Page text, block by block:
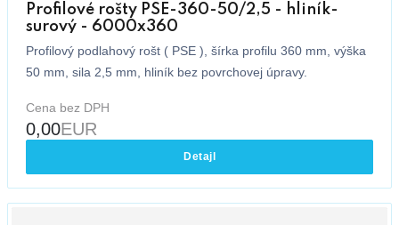
Profilové rošty PSE-360-50/2,5 - hliník-
surový - 6000x360
Profilový podlahový rošt ( PSE ), šírka profilu 360 mm, výška
50 mm, sila 2,5 mm, hliník bez povrchovej úpravy.
Cena bez DPH
0,00EUR
Detajl